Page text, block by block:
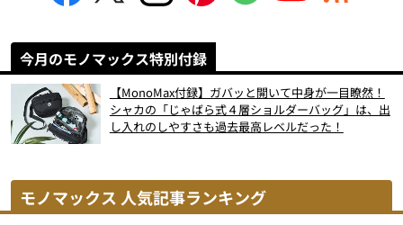
今月のモノマックス特別付録
【MonoMax付録】ガバッと開いて中身が一目瞭然！
シャカの「じゃばら式４層ショルダーバッグ」は、出
し入れのしやすさも過去最高レベルだった！
モノマックス 人気記事ランキング